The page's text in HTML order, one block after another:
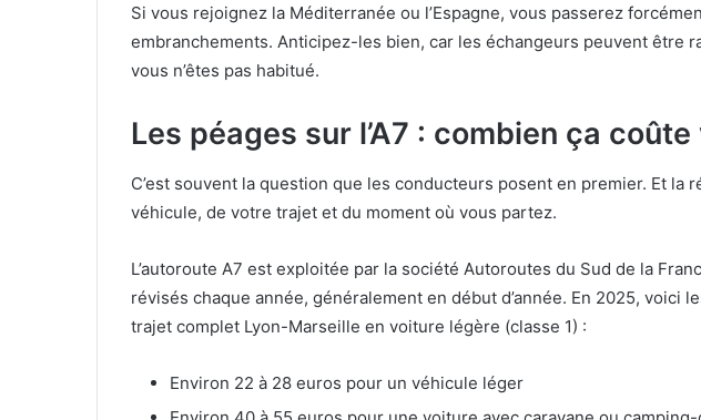
Si vous rejoignez la Méditerranée ou l’Espagne, vous passerez
embranchements. Anticipez-les bien, car les échangeurs peuvent être
vous n’êtes pas habitué.
Les péages sur l’A7 : combien ça
C’est souvent la question que les conducteurs posent en premier. Et la
véhicule, de votre trajet et du moment où vous partez.
L’autoroute A7 est exploitée par la société Autoroutes du Sud de la
révisés chaque année, généralement en début d’année. En 2025, voici
trajet complet Lyon-Marseille en voiture légère (classe 1) :
Environ 22 à 28 euros pour un véhicule léger